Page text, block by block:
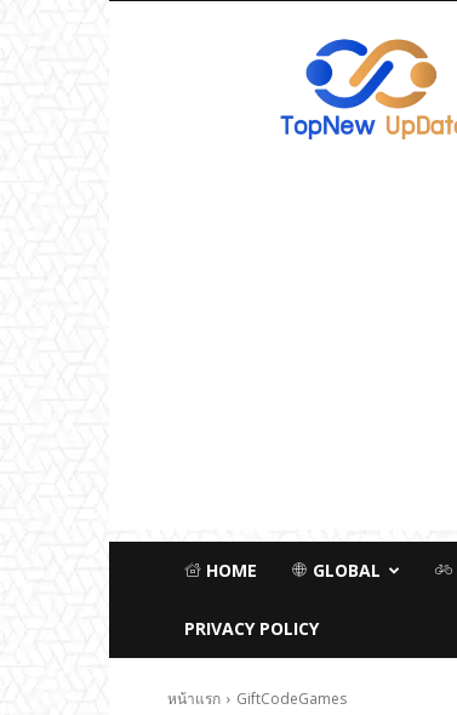
HOME GLOBAL
PRIVACY POLICY
หน้าแรก GiftCodeGames